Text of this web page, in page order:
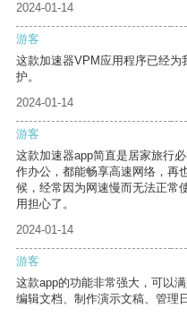
2024-01-14
游客
这款加速器VPM应用程序已经
护。
2024-01-14
游客
这款加速器app简直是居家旅行
作办公，都能畅享高速网络，再
候，经常因为网速慢而无法正常
用担心了。
2024-01-14
游客
这款app的功能非常强大，可以
编辑文档、制作演示文稿、管理